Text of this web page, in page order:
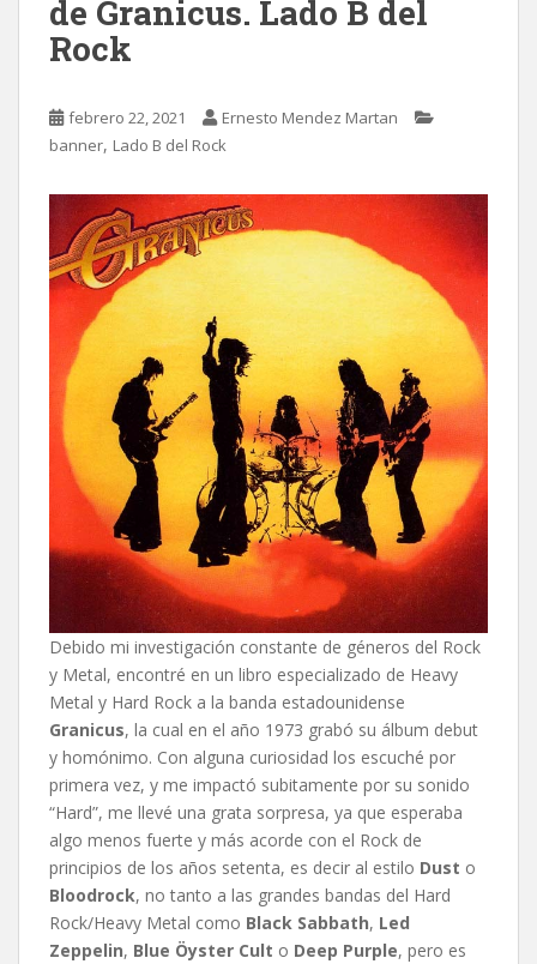
de Granicus. Lado B del
Rock
febrero 22, 2021
Ernesto Mendez Martan
banner, Lado B del Rock
Debido mi investigación constante de géneros del Rock
y Metal, encontré en un libro especializado de Heavy
Metal y Hard Rock a la banda estadounidense
Granicus, la cual en el año 1973 grabó su álbum debut
y homónimo. Con alguna curiosidad los escuché por
primera vez, y me impactó subitamente por su sonido
“Hard”, me llevé una grata sorpresa, ya que esperaba
algo menos fuerte y más acorde con el Rock de
principios de los años setenta, es decir al estilo Dust o
Bloodrock, no tanto a las grandes bandas del Hard
Rock/Heavy Metal como Black Sabbath, Led
Zeppelin, Blue Öyster Cult o Deep Purple, pero es